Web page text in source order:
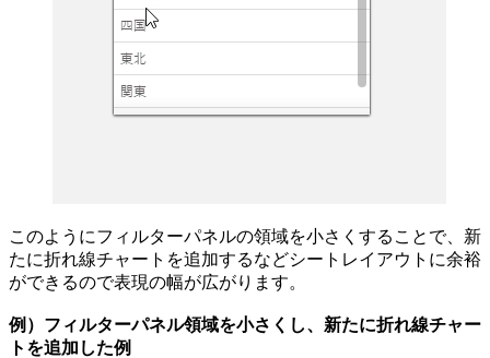
このようにフィルターパネルの領域を小さくすることで、新
たに折れ線チャートを追加するなどシートレイアウトに余裕
ができるので表現の幅が広がります。
例）フィルターパネル領域を小さくし、新たに折れ線チャー
トを追加した例